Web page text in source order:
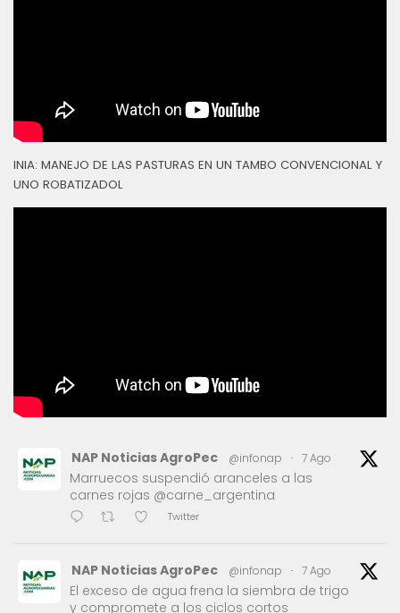
INIA: MANEJO DE LAS PASTURAS EN UN TAMBO CONVENCIONAL Y
UNO ROBATIZADOL
NAP Noticias AgroPec @infonap · 7 Ago
Marruecos suspendió aranceles a las
carnes rojas @carne_argentina
Twitter
NAP Noticias AgroPec @infonap · 7 Ago
El exceso de agua frena la siembra de trigo
y compromete a los ciclos cortos